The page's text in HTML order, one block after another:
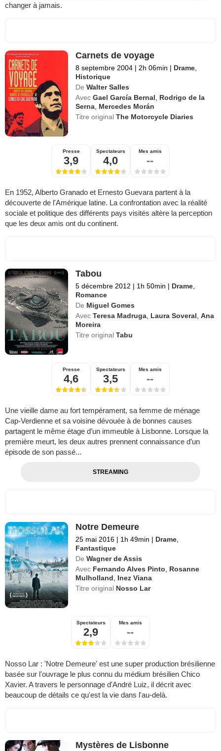
changer à jamais.
Carnets de voyage
8 septembre 2004 | 2h 06min | Drame
Historique
De Walter Salles
Avec Gael García Bernal
Rodrigo de la
Serna Mercedes Morán
Titre originalThe Motorcycle Diaries
Presse
3,9
Spectateurs
4,0
Mes amis
--
En 1952, Alberto Granado et Ernesto Guevara partent à la
découverte de l'Amérique latine. La confrontation avec la réalité
sociale et politique des différents pays visités altère la perception
que les deux amis ont du continent.
Tabou
5 décembre 2012 | 1h 50min | Drame
Romance
De Miguel Gomes
Avec Teresa Madruga Laura Soveral ,Ana
Moreira
Titre originalTabu
Presse
4,6
Spectateurs
3,5
Mes amis
--
Une vieille dame au fort tempérament, sa femme de ménage
Cap-Verdienne et sa voisine dévouée à de bonnes causes
partagent le même étage d’un immeuble à Lisbonne. Lorsque la
première meurt, les deux autres prennent connaissance d’un
épisode de son passé...
STREAMING
Notre Demeure
25 mai 2016 | 1h 49min | Drame
Fantastique
De Wagner de Assis
Avec Fernando Alves Pinto
Rosanne
Mulholland
Inez Viana
Titre original Nosso Lar
Spectateurs
2,9
Mes amis
--
Nosso Lar : 'Notre Demeure' est une super production brésilienne
basée sur l'ouvrage le plus connu du médium brésilien Chico
Xavier. A travers le personnage d'André Luiz, il décrit avec
beaucoup de détails ce qu'est la vie dans l'au-delà.
Mystères de Lisbonne